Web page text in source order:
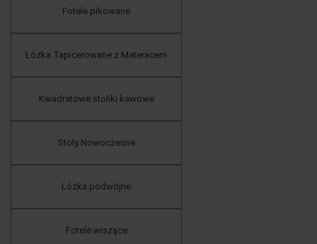
Fotele pikowane
Łóżka Tapicerowane z Materacem
Kwadratowe stoliki kawowe
Stoły Nowoczesne
Łóżka podwójne
Fotele wiszące